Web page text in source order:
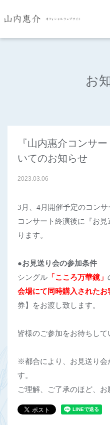
お
『山内惠介コンサ
いてのお知らせ
2023.03.06
3 月、 4月開催予定のコンサ
コンサート終演後に『お見
ります。
●お見送り会の参加条件
シングル 「こころ万華鏡」
会場にて同時購入されたお
券】をお渡し致します。
皆様のご参加をお待ちして
※都合により、お見送り会
す。
ご理解、ご了承のほど、お